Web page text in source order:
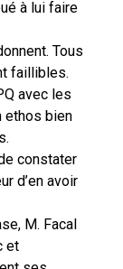
à lui faire
Tous
faillibles.
avec les
ethos bien
constater
d’en avoir
M. Facal
et